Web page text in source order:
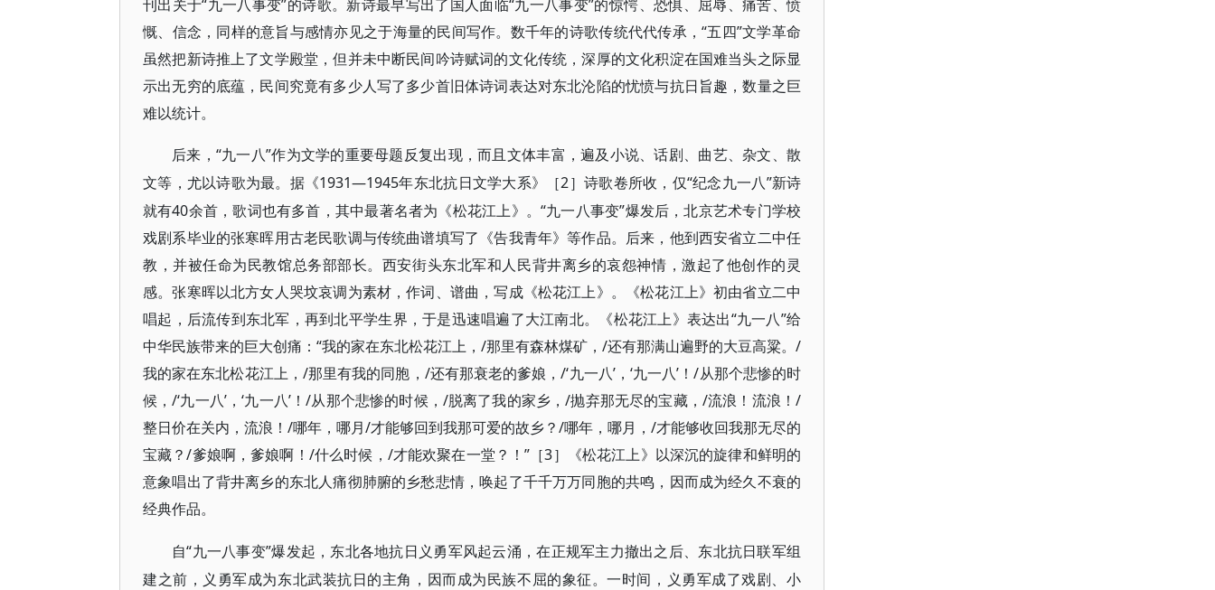
刊出关于“九一八事变”的诗歌。新诗最早写出了国人面临“九一八事变”的惊愕、恐惧、屈辱、痛苦、愤
慨、信念，同样的意旨与感情亦见之于海量的民间写作。数千年的诗歌传统代代传承，“五四”文学革命
虽然把新诗推上了文学殿堂，但并未中断民间吟诗赋词的文化传统，深厚的文化积淀在国难当头之际显
示出无穷的底蕴，民间究竟有多少人写了多少首旧体诗词表达对东北沦陷的忧愤与抗日旨趣，数量之巨
难以统计。
后来， “九一八”作为文学的重要母题反复出现，而且文体丰富，遍及小说、话剧、曲艺、杂文、散
文等，尤以诗歌为最。据《1931—1945年东北抗日文学大系》
［2］ 诗歌卷所收，仅“纪念九一八”新诗
就有40余首，歌词也有多首，其中最著名者为《松花江上》。“九一八事变”爆发后，北京艺术专门学校
戏剧系毕业的张寒晖用古老民歌调与传统曲谱填写了《告我青年》等作品。后来，他到西安省立二中任
教，并被任命为民教馆总务部部长。西安街头东北军和人民背井离乡的哀怨神情，激起了他创作的灵
感。张寒晖以北方女人哭坟哀调为素材，作词、谱曲，写成《松花江上》。《松花江上》初由省立二中
唱起，后流传到东北军，再到北平学生界，于是迅速唱遍了大江南北。《松花江上》表达出“九一八”给
中华民族带来的巨大创痛：“我的家在东北松花江上，/那里有森林煤矿，/还有那满山遍野的大豆高粱。/
我的家在东北松花江上，/那里有我的同胞，/还有那衰老的爹娘，/‘九一八’，‘九一八’！/从那个悲惨的时
候，/‘九一八’，‘九一八’！/从那个悲惨的时候，/脱离了我的家乡，/抛弃那无尽的宝藏，/流浪！流浪！/
整日价在关内，流浪！/哪年，哪月/才能够回到我那可爱的故乡？/哪年，哪月，/才能够收回我那无尽的
宝藏？/爹娘啊，爹娘啊！/什么时候，/才能欢聚在一堂？！” ［3］
《松花江上》以深沉的旋律和鲜明的
意象唱出了背井离乡的东北人痛彻肺腑的乡愁悲情，唤起了千千万万同胞的共鸣，因而成为经久不衰的
经典作品。
自“九一八事变”爆发起，东北各地抗日义勇军风起云涌，在正规军主力撤出之后、东北抗日联军组
建之前，义勇军成为东北武装抗日的主角，因而成为民族不屈的象征。一时间，义勇军成了戏剧、小